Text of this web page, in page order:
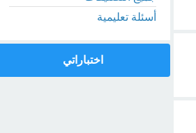
أسئلة تعليمية
اختباراتي